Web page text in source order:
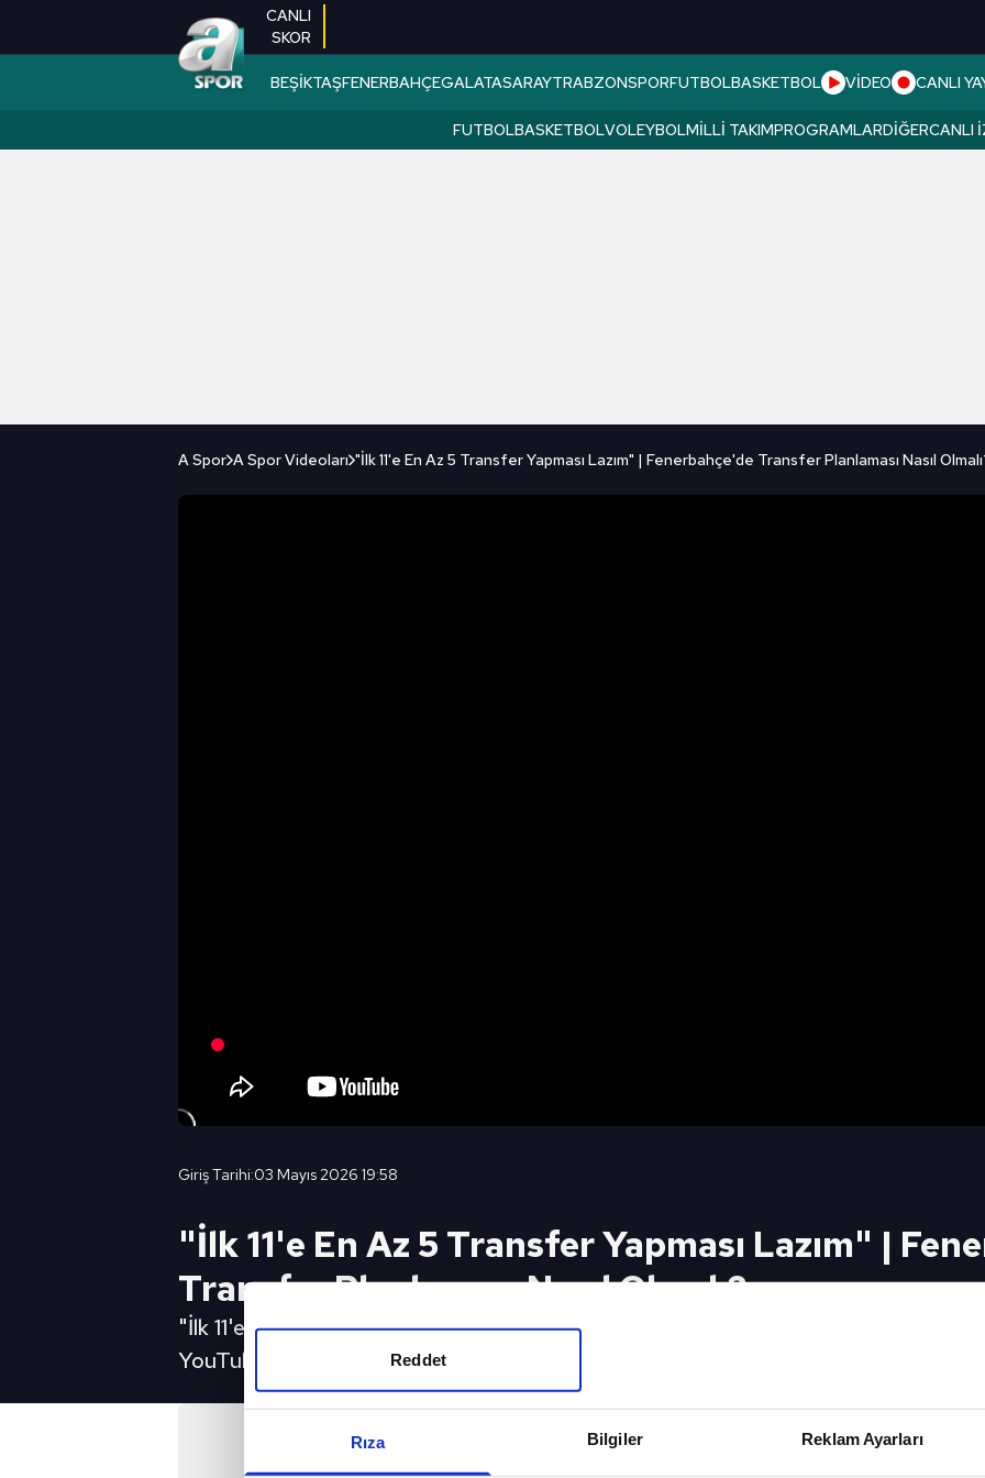
Rıza Bilgiler Reklam Ayarları
Reddet
CANLI
SKOR
BEŞİKTAŞFENERBAHÇEGALATASARAYTRABZONSPORFUTBOLBASKETBOL VİDEO CANLI
FUTBOLBASKETBOLVOLEYBOLMILLI TAKIMPROGRAMLARDIĞERCANLI
A Spor A Spor Videoları "İlk 11'e En Az 5 Transfer Yapması Lazım" | Fenerbahçe'de Transfer Planlaması Nasıl
Giriş Tarihi:03 Mayıs 2026 19:58
"İlk 11'e En Az 5 Transfer Yapması Lazım" |
Transfer Planlaması Nasıl Olmalı?
"İlk 11'e En Az 5 Transfer Yapması Lazım" | Fenerbahçe'de Transfer Planlaması
YouTube Canlı Yayın İçin Tıkla
Maç Günü -